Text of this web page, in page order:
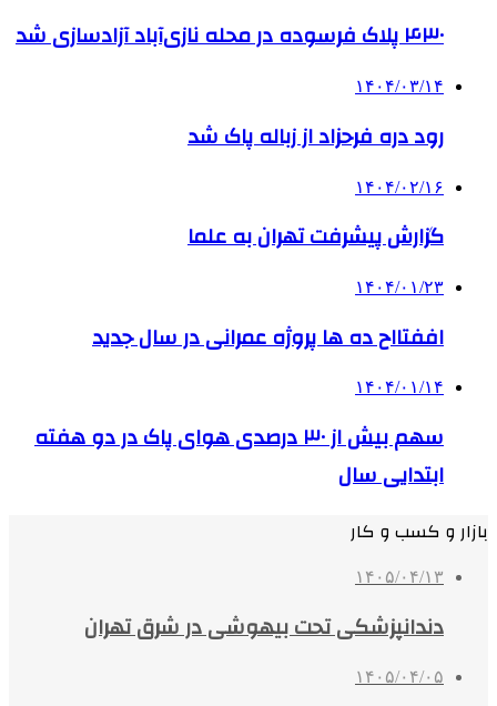
۴۳۰ پلاک فرسوده در محله نازی‌آباد آزادسازی شد
۱۴۰۴/۰۳/۱۴
رود دره فرحزاد از زباله پاک شد
۱۴۰۴/۰۲/۱۶
گزارش پیشرفت تهران به علما
۱۴۰۴/۰۱/۲۳
اففتااح ده ها پروژه عمرانی در سال جدید
۱۴۰۴/۰۱/۱۴
سهم بیش از ۳۰ درصدی هوای پاک در دو هفته
ابتدایی سال
بازار و کسب و کار
۱۴۰۵/۰۴/۱۳
دندانپزشکی تحت بیهوشی در شرق تهران
۱۴۰۵/۰۴/۰۵